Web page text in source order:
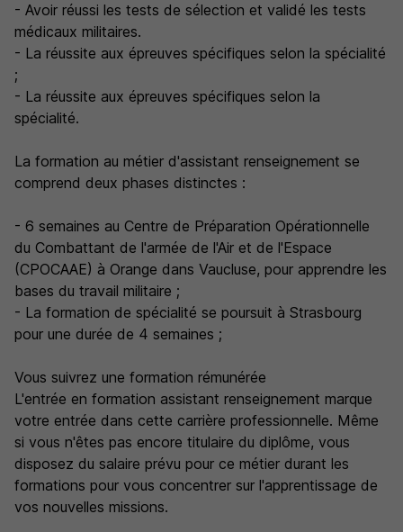
- Avoir réussi les tests de sélection et validé les tests
médicaux militaires.
- La réussite aux épreuves spécifiques selon la spécialité
;
- La réussite aux épreuves spécifiques selon la
spécialité.
La formation au métier d'assistant renseignement se
comprend deux phases distinctes :
- 6 semaines au Centre de Préparation Opérationnelle
du Combattant de l'armée de l'Air et de l'Espace
(CPOCAAE) à Orange dans Vaucluse, pour apprendre les
bases du travail militaire ;
- La formation de spécialité se poursuit à Strasbourg
pour une durée de 4 semaines ;
Vous suivrez une formation rémunérée
L'entrée en formation assistant renseignement marque
votre entrée dans cette carrière professionnelle. Même
si vous n'êtes pas encore titulaire du diplôme, vous
disposez du salaire prévu pour ce métier durant les
formations pour vous concentrer sur l'apprentissage de
vos nouvelles missions.